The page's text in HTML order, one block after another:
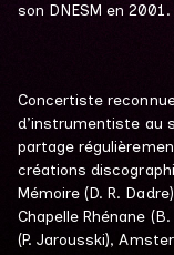
son DNESM en 2001.
Concertiste
d’instrumentiste au
partage
créations
Mémoire (D. R.
Chapelle Rhénane
(P. Jarousski),